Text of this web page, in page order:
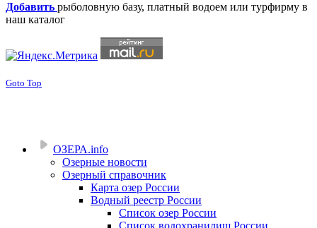
Добавить рыболовную базу, платный водоем или турфирму в
наш каталог
Goto Top
ОЗЕРА.info
Озерные новости
Озерный справочник
Карта озер России
Водный реестр России
Список озер России